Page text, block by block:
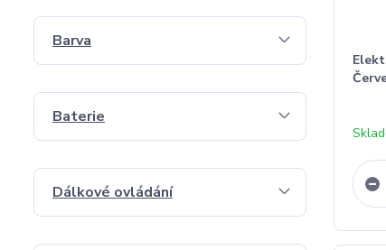
Barva
Baterie
Dálkové ovládání